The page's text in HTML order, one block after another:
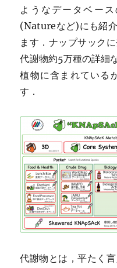
ようなデータベー
(Natureなど)にも紹
ます．ナップサック
代謝物約5万種の詳細
植物に含まれている
す．
代謝物とは，平たく